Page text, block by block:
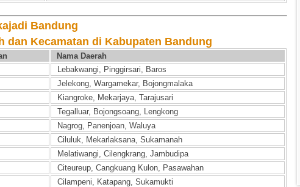
dan Kecamatan di Kabupaten Bandung
Nama Daerah
Lebakwangi, Pinggirsari, Baros
Jelekong, Wargamekar, Bojongmalaka
Kiangroke, Mekarjaya, Tarajusari
Tegalluar, Bojongsoang, Lengkong
Nagrog, Panenjoan, Waluya
Ciluluk, Mekarlaksana, Sukamanah
Melatiwangi, Cilengkrang, Jambudipa
Citeureup, Cangkuang Kulon, Pasawahan
Cilampeni, Katapang, Sukamukti